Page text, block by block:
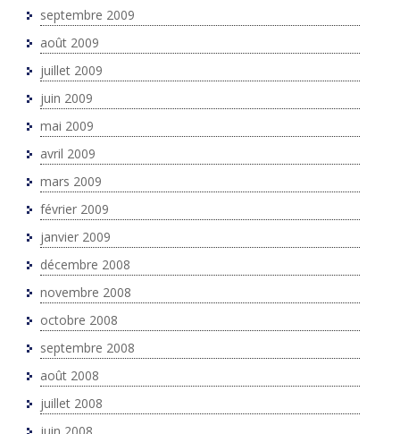
septembre 2009
août 2009
juillet 2009
juin 2009
mai 2009
avril 2009
mars 2009
février 2009
janvier 2009
décembre 2008
novembre 2008
octobre 2008
septembre 2008
août 2008
juillet 2008